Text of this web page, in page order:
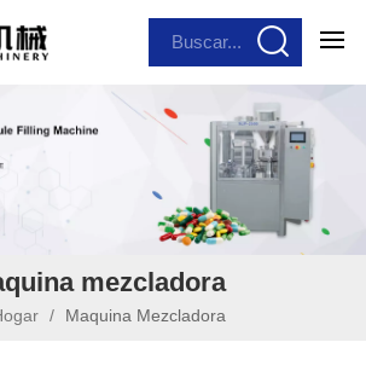
mezcladora
/ Maquina Mezcladora